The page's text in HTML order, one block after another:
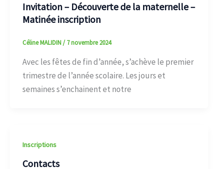
Invitation – Découverte de la maternelle –
Matinée inscription
Céline MALIDIN/ 7 novembre 2024
Avec les fêtes de fin d’année, s’achève le premier
trimestre de l’année scolaire. Les jours et
semaines s’enchainent et notre
Inscriptions
Contacts